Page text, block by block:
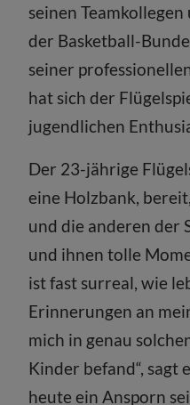
seinen
der Basketball-
seiner
hat sich der
jugendlichen
Der 23-jährige
eine Holzbank,
und die anderen der
und ihnen tolle
ist fast surreal, wie
Erinnerungen an
mich in genau
Kinder befand“, sagt
heute ein Ansporn